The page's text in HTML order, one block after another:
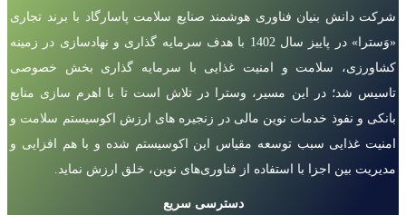
شرکت دانش بنیان فناوری هوشمند صنایع سلامت پاسارگاد با برند تجاری
«وَسترا» در پاییز سال 1402 با هدف سرمایه گذاری و نهادسازی در زمینه
کشاورزی، سلامت و امنیت غذایی با سرمایه گذاری بخش خصوصی
تاسیس شد؛ در این مسیر، وسترا در تلاش است تا با اهرم سازی منابع
بانکی و نفوذ خدمات نوین مالی در زنجیره های ارزش اکوسیستم سلامت و
امنیت غذایی سبب توسعه مقیاس این اکوسیستم شده و با هم افزایی و
مدیریت بین اجزا با استفاده از فناوری‌های نوین، خلق ارزش نماید.
دسترسی سریع